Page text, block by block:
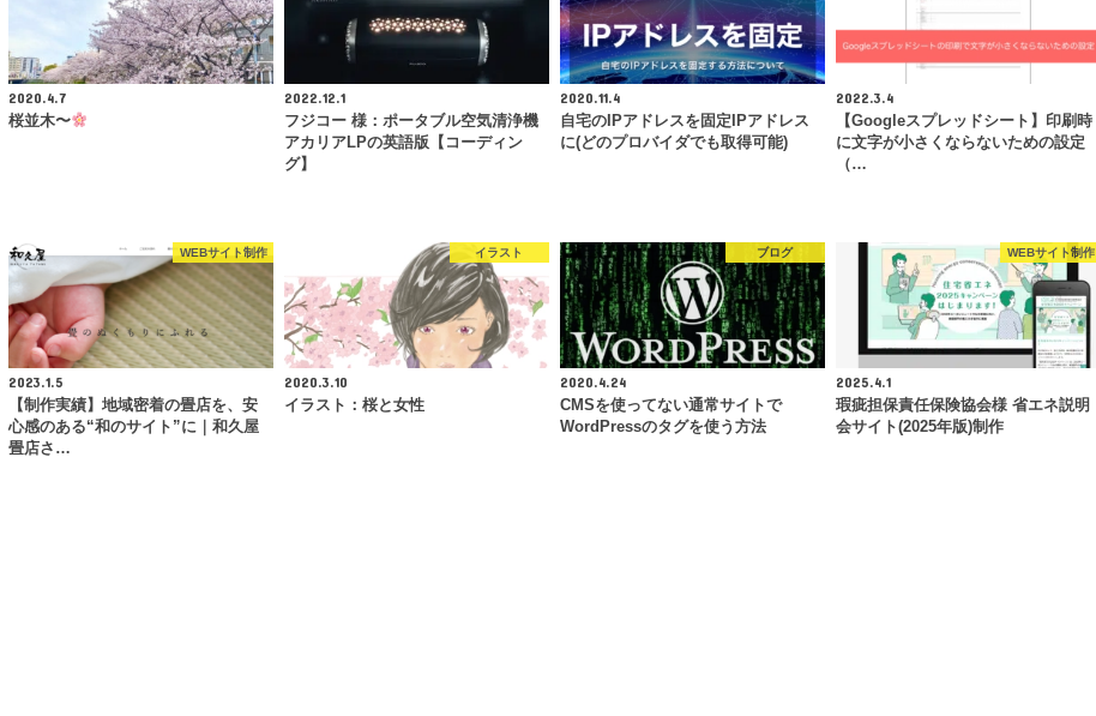
2020.4.7
桜並木〜
2022.12.1
フジコー 様：ポータブル空気清浄機
アカリアLPの英語版【コーディン
グ】
2020.11.4
自宅のIPアドレスを固定IPアドレス
に(どのプロバイダでも取得可能)
2022.3.4
【Googleスプレッドシート】印刷時
に文字が小さくならないための設定
（…
WEBサイト制作
2023.1.5
【制作実績】地域密着の畳店を、安
心感のある“和のサイト”に｜和久屋
畳店さ…
イラスト
2020.3.10
イラスト：桜と女性
ブログ
2020.4.24
CMSを使ってない通常サイトで
WordPressのタグを使う方法
WEBサイト制作
2025.4.1
瑕疵担保責任保険協会様 省エネ説明
会サイト(2025年版)制作